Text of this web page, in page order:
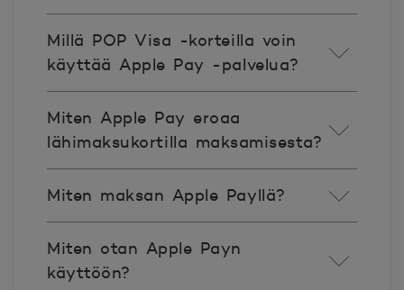
Millä POP Visa -korteilla voin
käyttää Apple Pay -palvelua?
Miten Apple Pay eroaa
lähimaksukortilla maksamisesta?
Miten maksan Apple Payllä?
Miten otan Apple Payn
käyttöön? ​